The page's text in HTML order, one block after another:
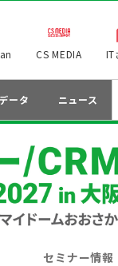
CS MEDIA IT
データ ニュース
セミナー情報